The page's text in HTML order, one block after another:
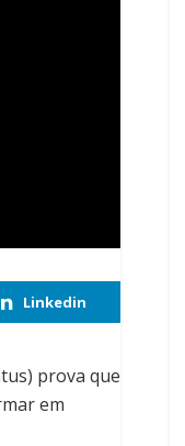
Linkedin
prova que
em